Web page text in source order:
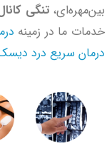
بین‌مهره‌ای،تنگی
خدمات ما در زمینه
درمان سریع درد